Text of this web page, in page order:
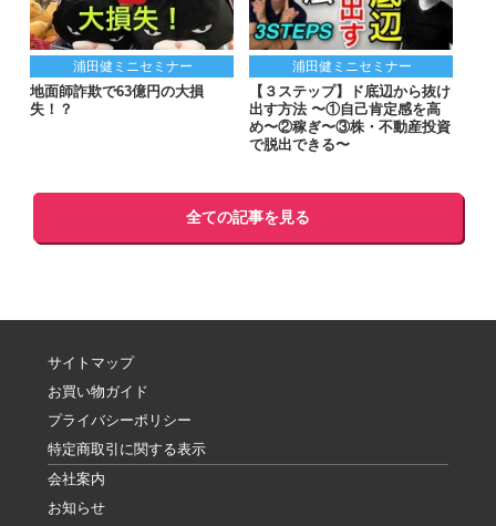
浦田健ミニセミナー
地面師詐欺で63億円の大損
失！？
浦田健ミニセミナー
【３ステップ】ド底辺から抜け
出す方法 〜①自己肯定感を高
め〜②稼ぎ〜③株・不動産投資
で脱出できる〜
全ての記事を見る
サイトマップ
お買い物ガイド
プライバシーポリシー
特定商取引に関する表示
会社案内
お知らせ